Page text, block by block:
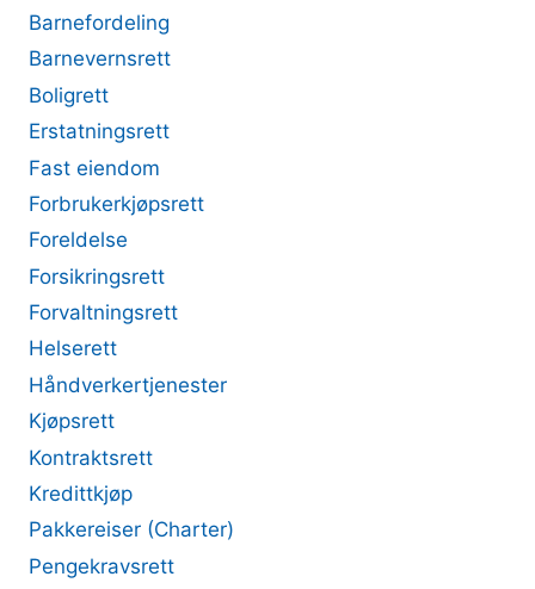
Barnefordeling
Barnevernsrett
Boligrett
Erstatningsrett
Fast eiendom
Forbrukerkjøpsrett
Foreldelse
Forsikringsrett
Forvaltningsrett
Helserett
Håndverkertjenester
Kjøpsrett
Kontraktsrett
Kredittkjøp
Pakkereiser (Charter)
Pengekravsrett